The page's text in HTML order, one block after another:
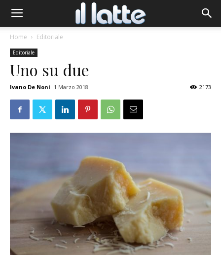
Home Editoriale
Editoriale
Uno su due
Ivano De Noni 1 Marzo 2018 2173